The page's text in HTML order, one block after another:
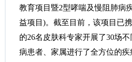
教育项目暨2型哮喘及慢阻肺病
益项目)。截至目前，该项目已
的26名皮肤科专家开展了30场
病患者、家属进行了全方位的